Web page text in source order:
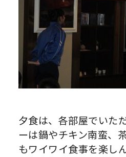
夕食は、各部屋でいた
ーは鍋やチキン南蛮、
もワイワイ食事を楽し